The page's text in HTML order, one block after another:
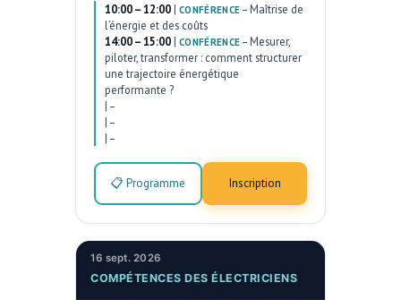
10:00 – 12:00 | CONFÉRENCE – Maîtrise de
l’énergie et des coûts
14:00 – 15:00 | CONFÉRENCE – Mesurer,
piloter, transformer : comment structurer
une trajectoire énergétique
performante ?
| –
| –
| –
📋 Programme Inscription
16 sept. 2026
COMPÉTENCES DES ÉLECTRICIENS